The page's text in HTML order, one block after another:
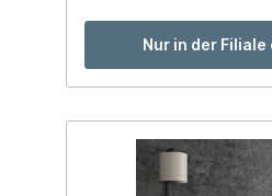
Nur in der